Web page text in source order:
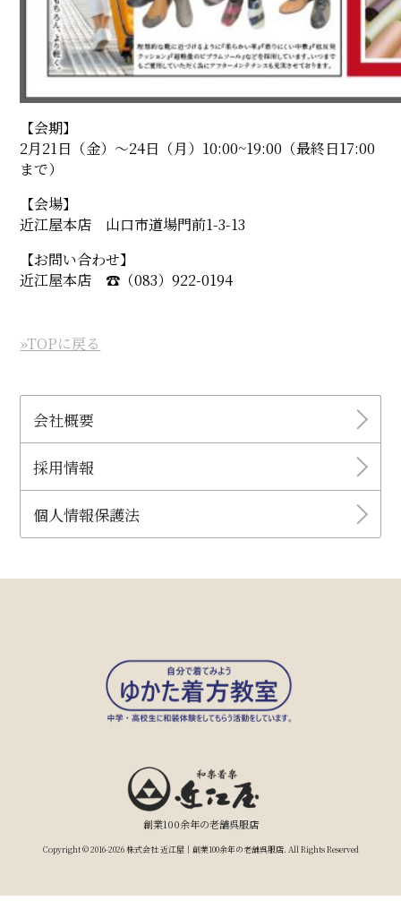
【会期】
2月21日（金）〜24日（月）10:00~19:00（最終日17:00
まで）
【会場】
近江屋本店 山口市道場門前1-3-13
【お問い合わせ】
近江屋本店 ☎︎（083）922-0194
»TOPに戻る
会社概要
採用情報
個人情報保護法
創業100余年の老舗呉服店
Copyright © 2016-2026 株式会社 近江屋｜創業100余年の老舗呉服店. All Rights Reserved